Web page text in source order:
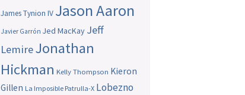
James Tynion IV Jason Aaron
Javier Garrón Jed MacKay Jeff
LemireJonathan
Hickman Kelly Thompson Kieron
Gillen La Imposible Patrulla-X Lobezno